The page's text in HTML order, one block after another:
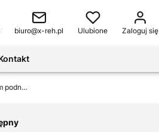
biuro@x-reh.pl Ulubione Zaloguj się
Fotel zabiegowy z elektryczną regulacją wysokości, dzielonym podnóżkiem i podłokietnikami C3567